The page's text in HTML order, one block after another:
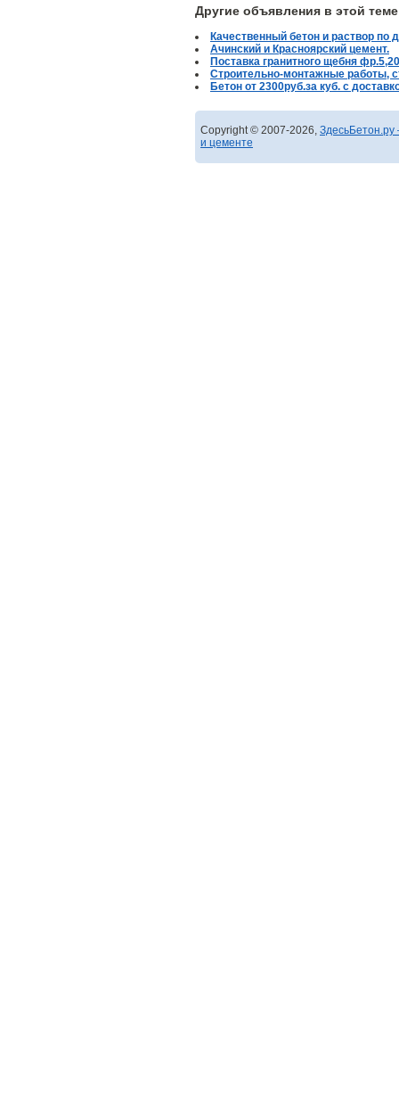
Другие объявления в этой теме
Качественный бетон и раствор по
Ачинский и Красноярский цемент.
Поставка гранитного щебня
Строительно-монтажные работы,
Бетон от 2300руб.за куб. с
Copyright © 2007-2026,
и цементе